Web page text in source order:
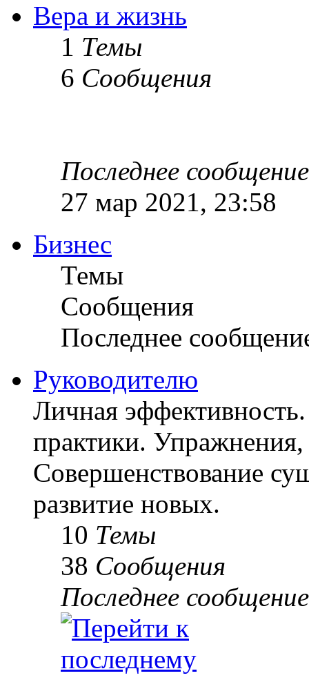
Вера и жизнь
1 Темы
6 Сообщения
Последнее сообщение
27 мар 2021, 23:58
Бизнес
Темы
Сообщения
Последнее
Руководителю
Личная
практики.
Совершенствование
развитие новых.
10 Темы
38 Сообщения
Последнее сообщение